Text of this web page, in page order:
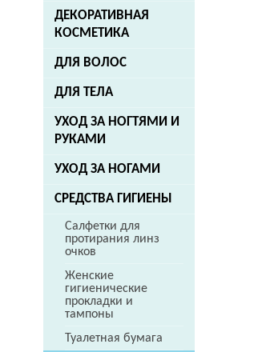
ДЕКОРАТИВНАЯ
КОСМЕТИКА
ДЛЯ ВОЛОС
ДЛЯ ТЕЛА
УХОД ЗА НОГТЯМИ И
РУКАМИ
УХОД ЗА НОГАМИ
СРЕДСТВА ГИГИЕНЫ
Салфетки для
протирания линз
очков
Женские
гигиенические
прокладки и
тампоны
Туалетная бумага